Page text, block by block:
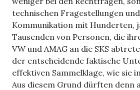
technischen Fragestellungen
Kommunikation mit Hunderten,
Tausenden von Personen, die
VW und AMAG an die SKS
der entscheidende faktische
effektiven Sammelklage, wie sie
Aus diesem Grund dürften denn